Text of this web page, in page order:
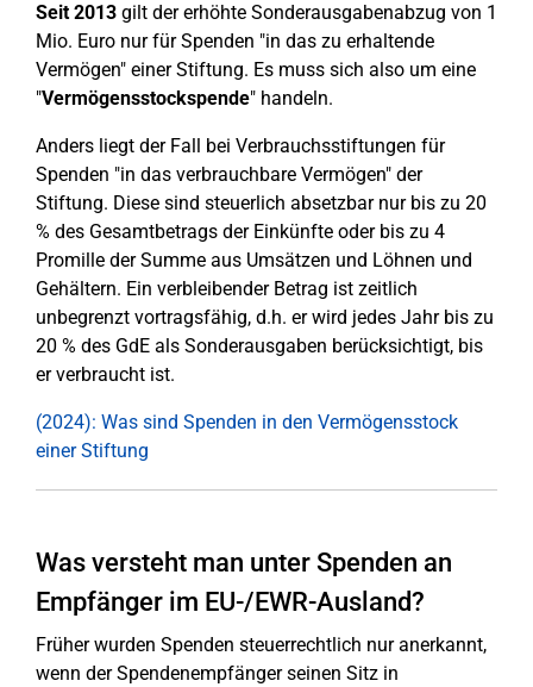
Seit 2013 gilt der erhöhte Sonderausgabenabzug von 1
Mio. Euro nur für Spenden "in das zu erhaltende
Vermögen" einer Stiftung. Es muss sich also um eine
"Vermögensstockspende" handeln.
Anders liegt der Fall bei Verbrauchsstiftungen für
Spenden "in das verbrauchbare Vermögen" der
Stiftung. Diese sind steuerlich absetzbar nur bis zu 20
% des Gesamtbetrags der Einkünfte oder bis zu 4
Promille der Summe aus Umsätzen und Löhnen und
Gehältern. Ein verbleibender Betrag ist zeitlich
unbegrenzt vortragsfähig, d.h. er wird jedes Jahr bis zu
20 % des GdE als Sonderausgaben berücksichtigt, bis
er verbraucht ist.
(2024): Was sind Spenden in den Vermögensstock
einer Stiftung
Was versteht man unter Spenden an
Empfänger im EU-/EWR-Ausland?
Früher wurden Spenden steuerrechtlich nur anerkannt,
wenn der Spendenempfänger seinen Sitz in